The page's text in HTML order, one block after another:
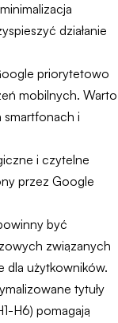
działanie
priorytetowo
mobilnych. Warto
smartfonach i
i czytelne
przez Google
być
związanych
dla użytkowników.
tytuły
H6) pomagają